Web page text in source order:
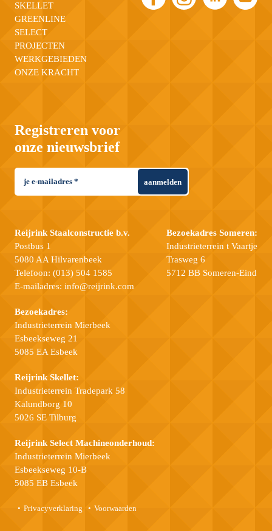
SKELLET
GREENLINE
SELECT
PROJECTEN
WERKGEBIEDEN
ONZE KRACHT
Registreren voor
onze nieuwsbrief
aanmelden
Reijrink Staalconstructie b.v.
Postbus 1
5080 AA Hilvarenbeek
Telefoon: (013) 504 1585
E-mailadres: info@reijrink.com
Bezoekadres:
Industrieterrein Mierbeek
Esbeekseweg 21
5085 EA Esbeek
Bezoekadres Someren:
Industrieterrein t Vaartje
Trasweg 6
5712 BB Someren-Eind
Reijrink Skellet:
Industrieterrein Tradepark 58
Kalundborg 10
5026 SE Tilburg
Reijrink Select Machineonderhoud:
Industrieterrein Mierbeek
Esbeekseweg 10-B
5085 EB Esbeek
Privacyverklaring Voorwaarden